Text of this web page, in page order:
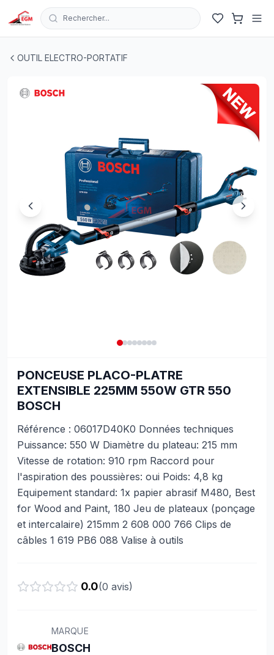
Rechercher...
OUTIL ELECTRO-PORTATIF
PONCEUSE PLACO-PLATRE
EXTENSIBLE 225MM 550W GTR 550
BOSCH
Référence : 06017D40K0 Données techniques
Puissance: 550 W Diamètre du plateau: 215 mm
Vitesse de rotation: 910 rpm Raccord pour
l'aspiration des poussières: oui Poids: 4,8 kg
Equipement standard: 1x papier abrasif M480, Best
for Wood and Paint, 180 Jeu de plateaux (ponçage
et intercalaire) 215mm 2 608 000 766 Clips de
câbles 1 619 PB6 088 Valise à outils
0.0(0 avis)
MARQUE
BOSCH